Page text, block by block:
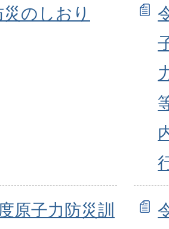
のしおり
原子力防災訓